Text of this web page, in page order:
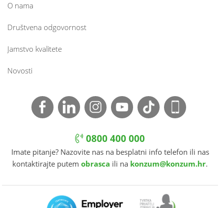
O nama
Društvena odgovornost
Jamstvo kvalitete
Novosti
0800 400 000
Imate pitanje? Nazovite nas na besplatni info telefon ili nas
kontaktirajte putem obrasca ili na konzum@konzum.hr.